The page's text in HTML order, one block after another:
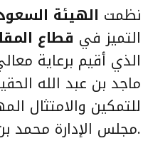
نظمت الهيئة
التميز في قطاع
الذي أقيم برعاية
ماجد بن عبد الله
للتمكين والامتثال
مجلس الإدارة محمد بن عبدالعزيز العجلان.